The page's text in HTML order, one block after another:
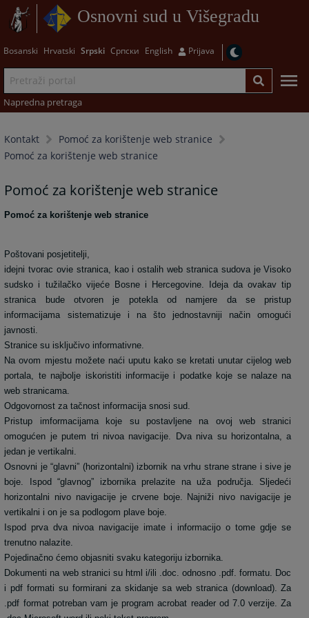
Osnovni sud u Višegradu
Bosanski Hrvatski Srpski Српски English Prijava
Napredna pretraga
Kontakt
Pomoć za korištenje web stranice
Pomoć za korištenje web stranice
Pomoć za korištenje web stranice
Pomoć za korištenje web stranice
Poštovani posjetitelji,
idejni tvorac ovie stranica, kao i ostalih web stranica sudova je Visoko
sudsko i tužilačko vijeće Bosne i Hercegovine. Ideja da ovakav tip
stranica bude otvoren je potekla od namjere da se pristup
informacijama sistematizuje i na što jednostavniji način omogući
javnosti.
Stranice su isključivo informativne.
Na ovom mjestu možete naći uputu kako se kretati unutar cijelog web
portala, te najbolje iskoristiti informacije i podatke koje se nalaze na
web stranicama.
Odgovornost za tačnost informacija snosi sud.
Pristup imformacijama koje su postavljene na ovoj web stranici
omogućen je putem tri nivoa navigacije. Dva niva su horizontalna, a
jedan je vertikalni.
Osnovni je “glavni” (horizontalni) izbornik na vrhu strane strane i sive je
boje. Ispod “glavnog” izbornika prelazite na uža područja. Sljedeći
horizontalni nivo navigacije je crvene boje. Najniži nivo navigacije je
vertikalni i on je sa podlogom plave boje.
Ispod prva dva nivoa navigacije imate i informacijo o tome gdje se
trenutno nalazite.
Pojedinačno ćemo objasniti svaku kategoriju izbornika.
Dokumenti na web stranici su html i/ili .doc. odnosno .pdf. formatu. Doc
i pdf formati su formirani za skidanje sa web stranica (download). Za
.pdf format potreban vam je program acrobat reader od 7.0 verzije. Za